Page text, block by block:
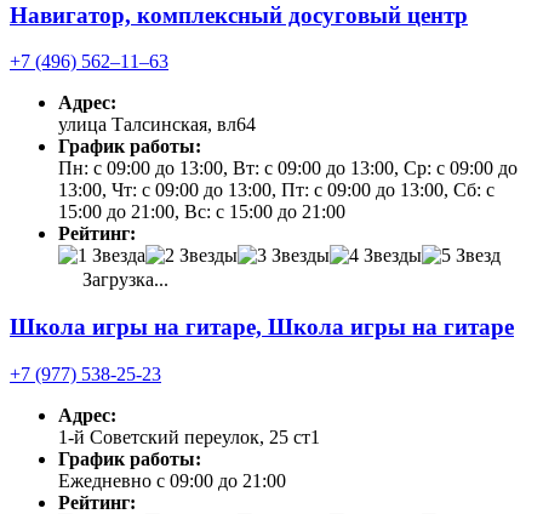
Навигатор, комплексный досуговый центр
+7 (496) 562‒11‒63
Адрес:
улица Талсинская, вл64
График работы:
Пн: с 09:00 до 13:00, Вт: с 09:00 до 13:00, Ср: с 09:00 до
13:00, Чт: с 09:00 до 13:00, Пт: с 09:00 до 13:00, Сб: с
15:00 до 21:00, Вс: с 15:00 до 21:00
Рейтинг:
Загрузка...
Школа игры на гитаре, Школа игры на гитаре
+7 (977) 538-25-23
Адрес:
1-й Советский переулок, 25 ст1
График работы:
Ежедневно с 09:00 до 21:00
Рейтинг: